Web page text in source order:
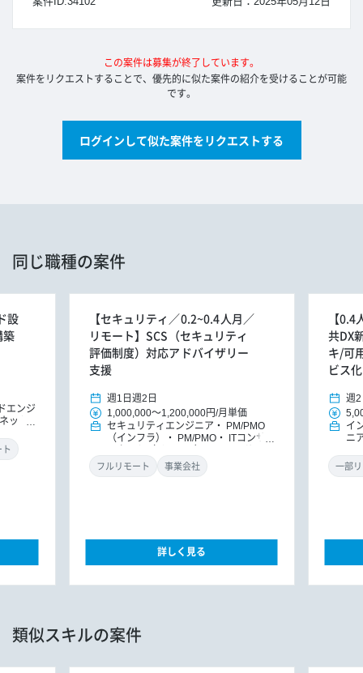
この案件は募集が終了しています。
案件をリクエストすることで、優先的に似た案件の紹介を受けることが可能
です。
ログインして似た案件をリクエストする
同じ職種の案件
設
築
エンジ
ット
【セキュリティ／0.2~0.4人月／
リモート】SCS（セキュリティ
評価制度）対応アドバイザリー
支援
週1日 週2日
1,000,000～1,200,000円/月単価
セキュリティエンジニア
PM/PMO
（インフラ）
PM/PMO
ITコンサ
ント
DXコンサルタント
フルリモート 事業会社
詳しく見る
【
共DX
キ/可
ビス化
週2
イ
ニ
ラ
一部
類似スキルの案件